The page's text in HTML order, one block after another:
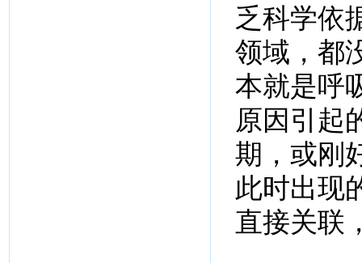
乏科学依
领域，都
本就是呼
原因引起
期，或刚
此时出现
直接关联